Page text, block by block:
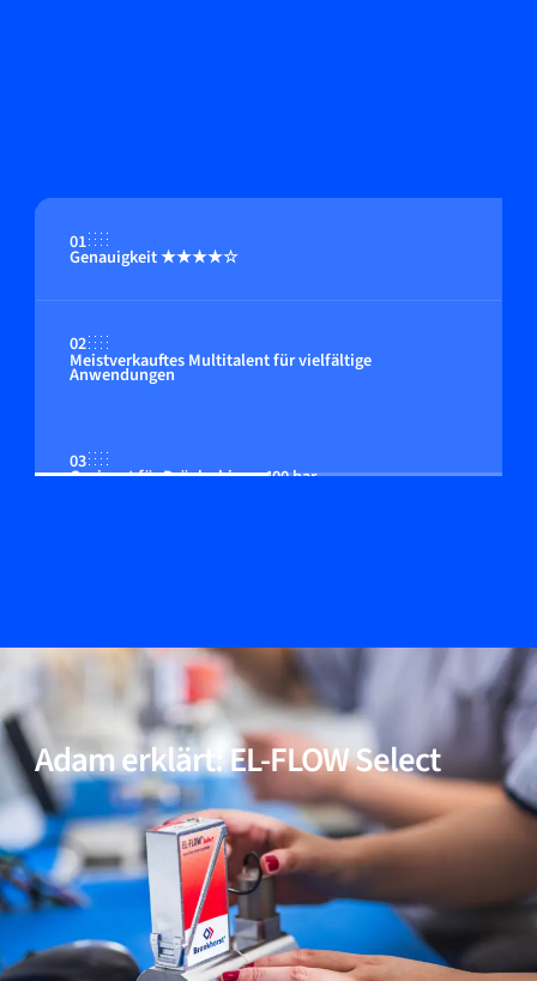
01
Genauigkeit ★★★★☆
02
Meistverkauftes Multitalent für vielfältige
Anwendungen
03
Geeignet für Drücke bis zu 400 bar
05
Inkl. Modelle für Anwendungen mit hoher Reinheit
und niedrigem ΔP
06
Bewährte Leistung
Adam erklärt: EL-FLOW Select